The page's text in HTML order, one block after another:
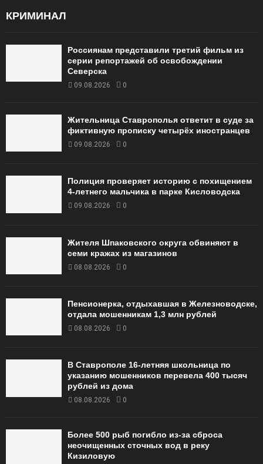
КРИМИНАЛ
Россиянам представили третий фильм из
серии репортажей об освобождении
Северска
09.08.2026 0
Жительница Ставрополья ответит в суде за
фиктивную прописку четырёх иностранцев
09.08.2026 0
Полиция проверяет историю с похищением
4-летнего мальчика в парке Кисловодска
09.08.2026 0
Жителя Шпаковского округа обвиняют в
семи кражах из магазинов
08.08.2026 0
Пенсионерка, отдыхавшая в Железноводске,
отдала мошенникам 1,3 млн рублей
08.08.2026 0
В Ставрополе 16-летняя школьница по
указанию мошенников перевела 400 тысяч
рублей из дома
08.08.2026 0
Более 500 рыб погибло из-за сброса
неочищенных сточных вод в реку
Кизиловую